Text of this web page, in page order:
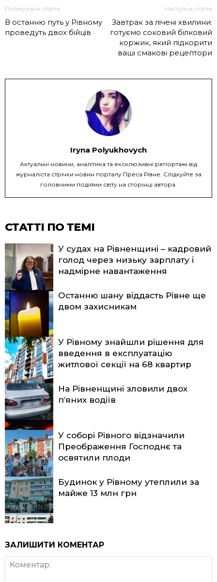
Попередня стаття
В останню путь у Рівному
проведуть двох бійців
Наступна стаття
Завтрак за лічені хвилини:
готуємо соковий білковий
коржик, який підкорити
ваші смакові рецептори
Iryna Polyukhovych
Актуальні новини, аналітика та ексклюзивні репортажі від
журналіста стрічки новин порталу Преса Рівне. Слідкуйте за
головними подіями світу на сторінці автора.
СТАТТІ ПО ТЕМІ
У судах на Рівненщині – кадровий
голод через низьку зарплату і
надмірне навантаження
Останню шану віддасть Рівне ще
двом захисникам
У Рівному знайшли рішення для
введення в експлуатацію
житлової секції на 68 квартир
На Рівненщині зловили двох
п’яних водіїв
У соборі Рівного відзначили
Преображення Господнє та
освятили плоди
Будинок у Рівному утеплили за
майже 13 млн грн
ЗАЛИШИТИ КОМЕНТАР